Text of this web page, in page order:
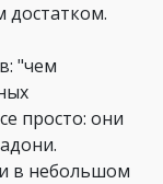
"чем
просто: они
в небольшом